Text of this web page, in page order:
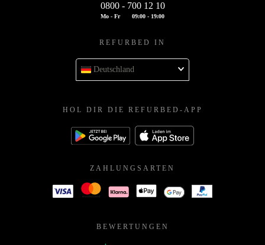
0800 - 700 12 10
Mo - Fr 09:00 - 19:00
REFURBED IN
Deutschland
HOL DIR DIE REFURBED-APP
ZAHLUNGSARTEN
BEWERTUNGEN